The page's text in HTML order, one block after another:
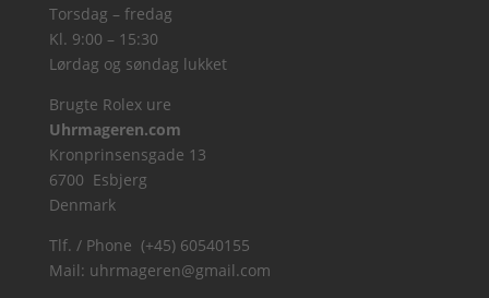
Torsdag – fredag
Kl. 9:00 – 15:30
Lørdag og søndag lukket
Brugte Rolex ure
Uhrmageren.com
Kronprinsensgade 13
6700 Esbjerg
Denmark
Tlf. / Phone (+45) 60540155
Mail: uhrmageren@gmail.com